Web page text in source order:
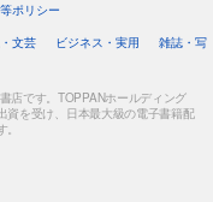
ポリシー
文芸 ビジネス・実用
雑誌・写
店です。TOPPANホールディング
資を受け、日本最大級の電子書籍配